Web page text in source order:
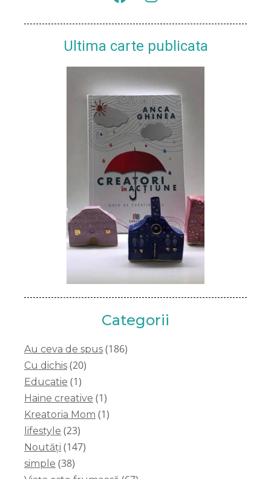
Ultima carte publicata
Categorii
Au ceva de spus (186)
Cu dichis (20)
Educatie (1)
Haine creative (1)
Kreatoria Mom (1)
lifestyle (23)
Noutăți (147)
simple (38)